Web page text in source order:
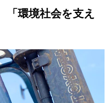
「環境社会を支え